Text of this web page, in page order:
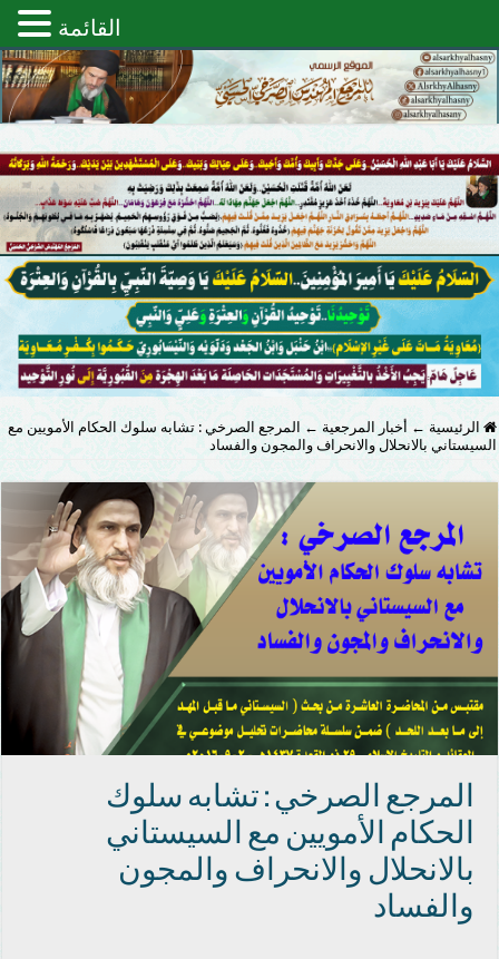
الرئيسية ← أخبار المرجعية ← المرجع الصرخي : تشابه سلوك الحكام الأمويين مع
السيستاني بالانحلال والانحراف والمجون والفساد
المرجع الصرخي : تشابه سلوك
الحكام الأمويين مع السيستاني
بالانحلال والانحراف والمجون
والفساد
القائمة